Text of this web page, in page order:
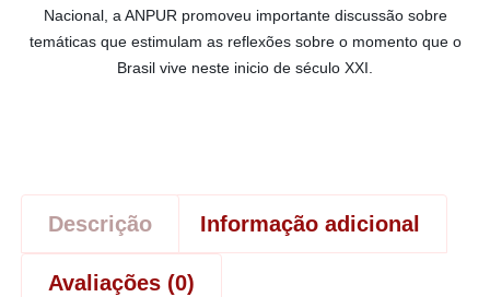
Nacional, a ANPUR promoveu importante discussão sobre
temáticas que estimulam as reflexões sobre o momento que o
Brasil vive neste inicio de século XXI.
Descrição Informação adicional
Avaliações (0)